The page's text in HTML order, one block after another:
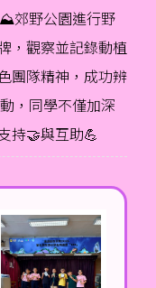
郊野公園進行野
，觀察並記錄動植
團隊精神，成功辨
，同學不僅加深
持🤝與互助💪